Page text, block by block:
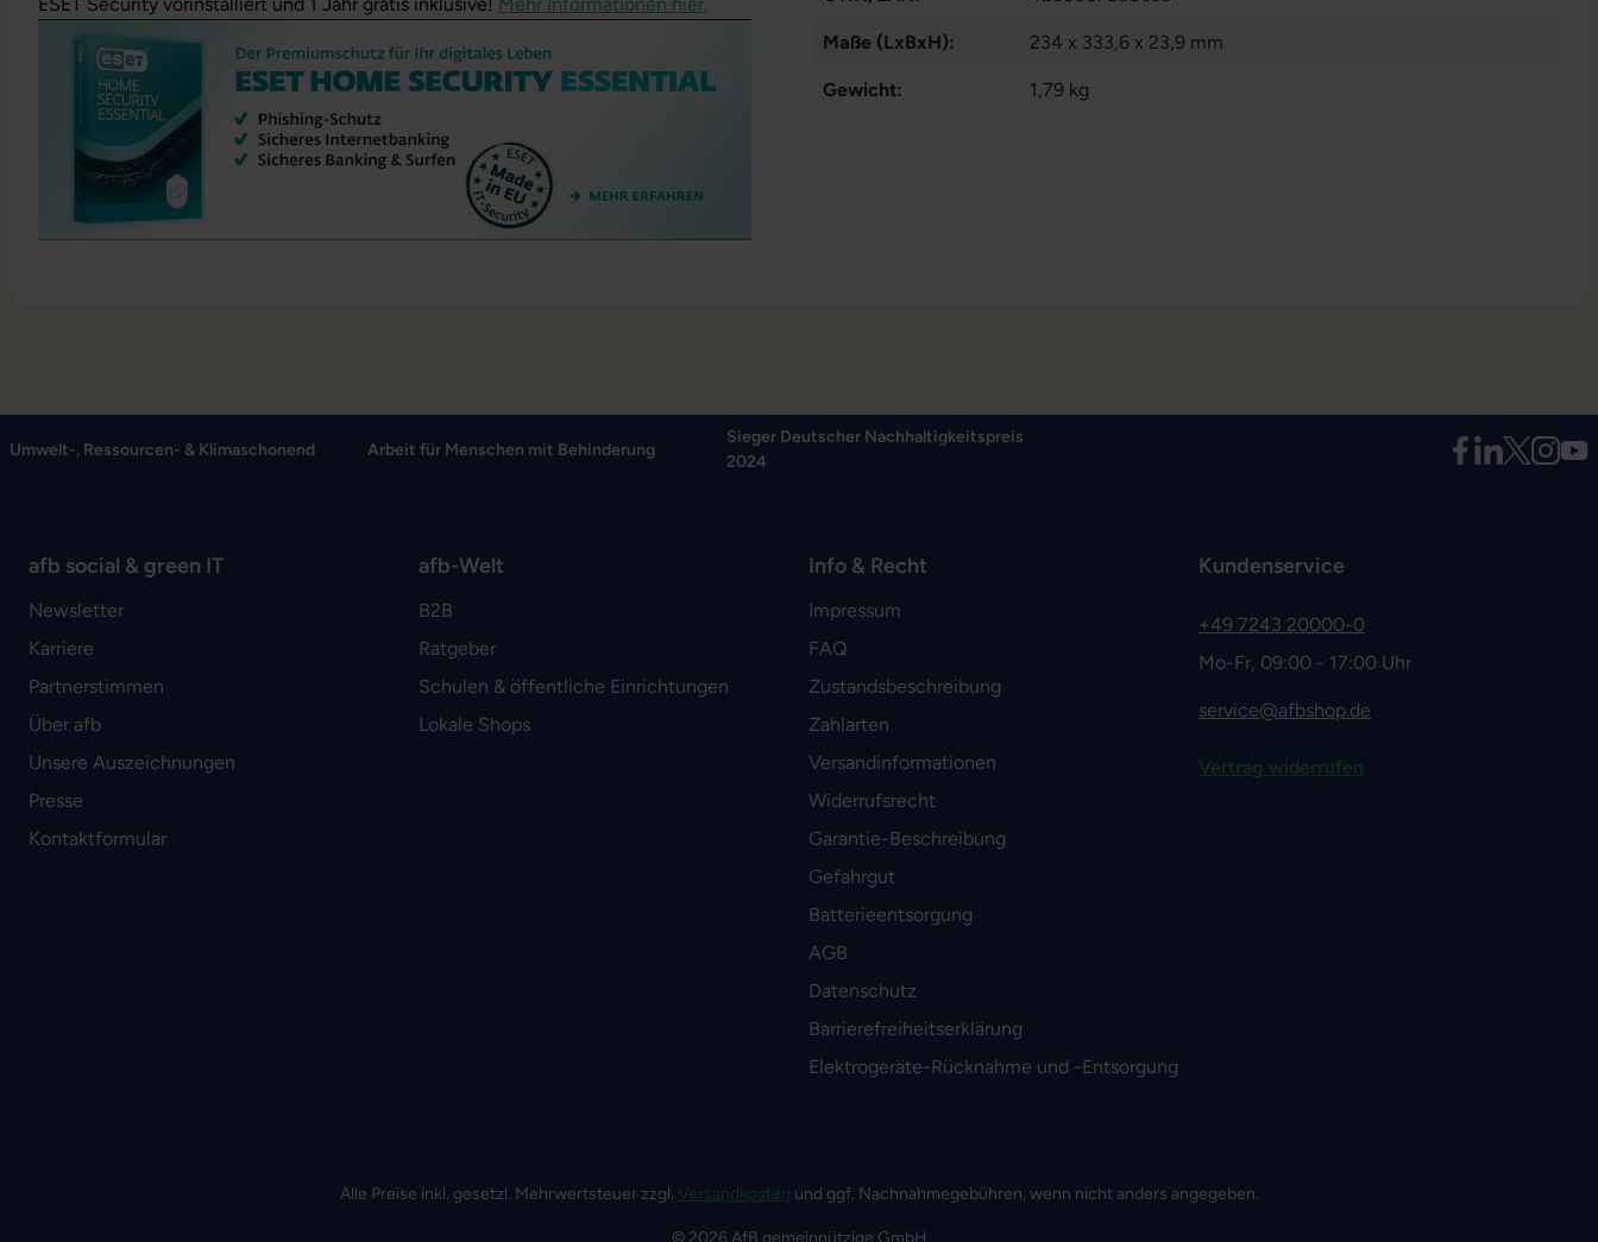
Maße (LxBxH): 234 x 333,6 x 23,9 mm
Gewicht: 1,79 kg
Umwelt-, Ressourcen- & Klimaschonend Arbeit für Menschen mit Behinderung
Sieger Deutscher Nachhaltigkeitspreis
2024
afb social & green IT
Newsletter
Karriere
Partnerstimmen
Über afb
Unsere Auszeichnungen
Presse
Kontaktformular
afb-Welt
B2B
Ratgeber
Schulen & öffentliche Einrichtungen
Lokale Shops
Info & Recht
Impressum
FAQ
Zustandsbeschreibung
Zahlarten
Versandinformationen
Widerrufsrecht
Garantie-Beschreibung
Gefahrgut
Batterieentsorgung
AGB
Datenschutz
Barrierefreiheitserklärung
Elektrogeräte-Rücknahme und -Entsorgung
Kundenservice
+49 7243 20000-0
Mo-Fr, 09:00 - 17:00 Uhr
service@afbshop.de
Vertrag widerrufen
Alle Preise inkl. gesetzl. Mehrwertsteuer zzgl. Versandkosten und ggf. Nachnahmegebühren, wenn nicht anders angegeben.
© 2026 AfB gemeinnützige GmbH